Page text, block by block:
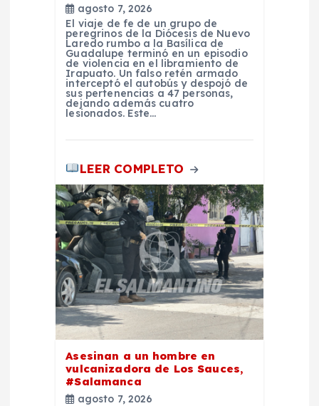
agosto 7, 2026
El viaje de fe de un grupo de
peregrinos de la Diócesis de Nuevo
Laredo rumbo a la Basílica de
Guadalupe terminó en un episodio
de violencia en el libramiento de
Irapuato. Un falso retén armado
interceptó el autobús y despojó de
sus pertenencias a 47 personas,
dejando además cuatro
lesionados. Este…
LEER COMPLETO
Asesinan a un hombre en
vulcanizadora de Los Sauces,
#Salamanca
agosto 7, 2026